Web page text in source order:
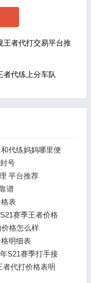
王者代打交易平台推
者代练上分车队
代练妈妈哪里便
号
平台推荐
谱
表
赛季王者价格
格怎么样
明细表
S21赛季打手接
者代打价格表明